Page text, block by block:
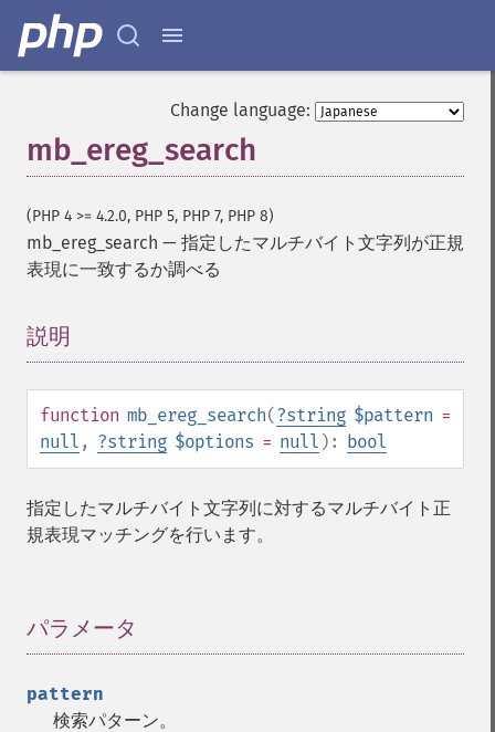
Change language:
mb_ereg_search
(PHP 4 >= 4.2.0, PHP 5, PHP 7, PHP 8)
mb_ereg_search — 指定したマルチバイト文字列が正規
表現に一致するか調べる
説明
function mb_ereg_search(?string $pattern =
null , ?string $options = null ): bool
指定したマルチバイト文字列に対するマルチバイト正
規表現マッチングを行います。
パラメータ
pattern
検索パターン。